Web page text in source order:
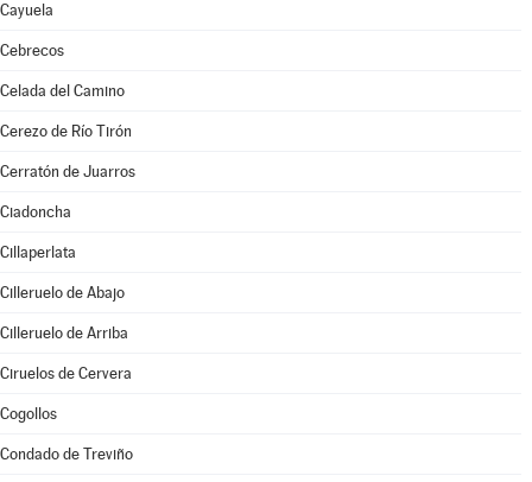
Cayuela
Cebrecos
Celada del Camino
Cerezo de Río Tirón
Cerratón de Juarros
Ciadoncha
Cillaperlata
Cilleruelo de Abajo
Cilleruelo de Arriba
Ciruelos de Cervera
Cogollos
Condado de Treviño